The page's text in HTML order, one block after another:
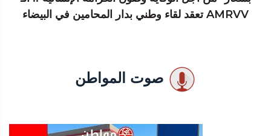
AMRVV تعقد لقاء وطني بدار المحامين في البيضاء
صوت المواطن